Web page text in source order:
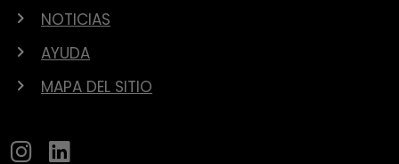
NOTICIAS
AYUDA
MAPA DEL SITIO